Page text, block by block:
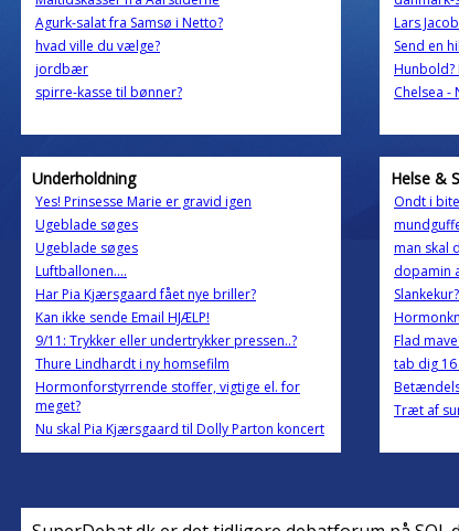
Agurk-salat fra Samsø i Netto?
hvad ville du vælge?
jordbær
spirre-kasse til bønner?
Lars
Send en
Hunbold?
Chelsea -
Underholdning
Yes! Prinsesse Marie er gravid igen
Ugeblade søges
Ugeblade søges
Luftballonen....
Har Pia Kjærsgaard fået nye briller?
Kan ikke sende Email HJÆLP!
9/11: Trykker eller undertrykker pressen..?
Thure Lindhardt i ny homsefilm
Hormonforstyrrende stoffer, vigtige el. for
meget?
Nu skal Pia Kjærsgaard til Dolly Parton koncert
Helse &
Ondt i
man skal
dopamin
Flad
tab dig
Træt af